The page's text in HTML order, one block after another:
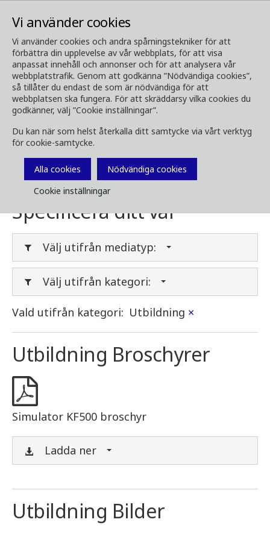
Vi använder cookies
Vi använder cookies och andra spårningstekniker för att
förbättra din upplevelse av vår webbplats, för att visa
anpassat innehåll och annonser och för att analysera vår
webbplatstrafik. Genom att godkänna ”Nödvändiga cookies”,
så tillåter du endast de som är nödvändiga för att
webbplatsen ska fungera. För att skräddarsy vilka cookies du
godkänner, välj ”Cookie inställningar”.
Du kan när som helst återkalla ditt samtycke via vårt verktyg
för cookie-samtycke.
Alla cookies
Nödvändiga cookies
Cookie inställningar
Media Ladda ner media
Ladda ner media
Här kan du ladda ner broschyrer, bilder, videor,
kundtidningar och annan media. Filtrera på
typ eller kategori i menyerna nedan.
Specificera ditt val
Välj utifrån mediatyp:
Välj utifrån kategori:
Vald utifrån kategori: Utbildning ×
Utbildning Broschyrer
Simulator KF500 broschyr
Ladda ner
Utbildning Bilder